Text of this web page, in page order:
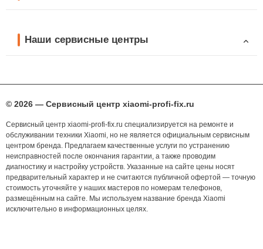
Наши сервисные центры
© 2026 — Сервисный центр xiaomi-profi-fix.ru
Сервисный центр xiaomi-profi-fix.ru специализируется на ремонте и
обслуживании техники Xiaomi, но не является официальным сервисным
центром бренда. Предлагаем качественные услуги по устранению
неисправностей после окончания гарантии, а также проводим
диагностику и настройку устройств. Указанные на сайте цены носят
предварительный характер и не считаются публичной офертой — точную
стоимость уточняйте у наших мастеров по номерам телефонов,
размещённым на сайте. Мы используем название бренда Xiaomi
исключительно в информационных целях.